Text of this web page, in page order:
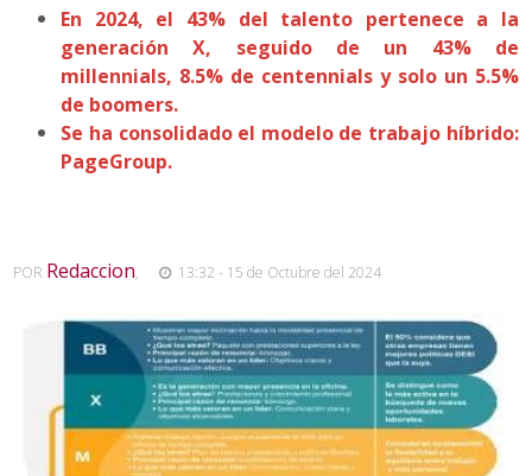
En 2024, el 43% del talento pertenece a la
generación X, seguido de un 43% de
millennials, 8.5% de centennials y solo un 5.5%
de boomers​.
Se ha consolidado el modelo de trabajo híbrido:
PageGroup.
POR Redaccion, 13:32 - 15 de Octubre del 2024